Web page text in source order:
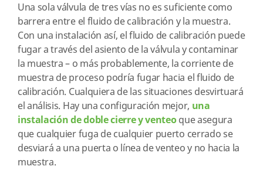
Una sola válvula de tres vías no es suficiente como
barrera entre el fluido de calibración y la muestra.
Con una instalación así, el fluido de calibración puede
fugar a través del asiento de la válvula y contaminar
la muestra – o más probablemente, la corriente de
muestra de proceso podría fugar hacia el fluido de
calibración. Cualquiera de las situaciones desvirtuará
el análisis. Hay una configuración mejor, una
instalación de doble cierre y venteoque asegura
que cualquier fuga de cualquier puerto cerrado se
desviará a una puerta o línea de venteo y no hacia la
muestra.